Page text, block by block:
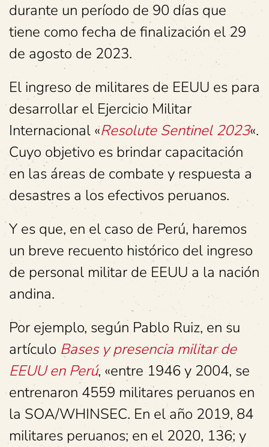
durante un período de 90 días que
tiene como fecha de finalización el 29
de agosto de 2023.
El ingreso de militares de EEUU es para
desarrollar el Ejercicio Militar
Internacional «Resolute Sentinel 2023«.
Cuyo objetivo es brindar capacitación
en las áreas de combate y respuesta a
desastres a los efectivos peruanos.
Y es que, en el caso de Perú, haremos
un breve recuento histórico del ingreso
de personal militar de EEUU a la nación
andina.
Por ejemplo, según Pablo Ruiz, en su
artículo Bases y presencia militar de
EEUU en Perú, «entre 1946 y 2004, se
entrenaron 4559 militares peruanos en
la SOA/WHINSEC. En el año 2019, 84
militares peruanos; en el 2020, 136; y